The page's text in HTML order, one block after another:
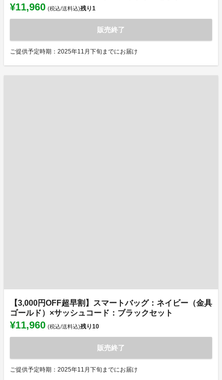
¥11,960 (税込/送料込)残り1
販売終了
ご提供予定時期：2025年11月下旬までにお届け
【3,000円OFF超早割】スマートバッグ：ネイビー（金具
ゴールド）×サッシュコード：ブラックセット
¥11,960 (税込/送料込)残り10
販売終了
ご提供予定時期：2025年11月下旬までにお届け